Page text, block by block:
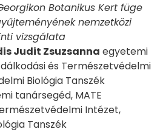
Botanikus Kert füge
nemzetközi
vizsgálata
Judit Zsuzsanna egyetemi
és Természetvédelmi
Biológia Tanszék
tanársegéd, MATE
Intézet,
Tanszék